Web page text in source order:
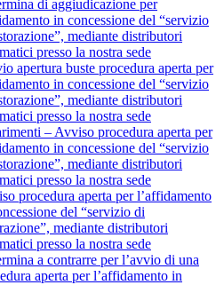
di aggiudicazione per
in concessione del “servizio
mediante distributori
presso la nostra sede
apertura buste procedura aperta per
in concessione del “servizio
mediante distributori
presso la nostra sede
– Avviso procedura aperta per
in concessione del “servizio
mediante distributori
presso la nostra sede
procedura aperta per l’affidamento
del “servizio di
mediante distributori
presso la nostra sede
a contrarre per l’avvio di una
aperta per l’affidamento in